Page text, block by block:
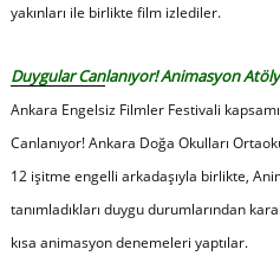
yakınları ile birlikte film izlediler.
Duygular Canlanıyor! Animasyon
Ankara Engelsiz Filmler Festivali
Canlanıyor! Ankara Doğa Okulları
12 işitme engelli arkadaşıyla birlikte,
tanımladıkları duygu durumlarından
kısa animasyon denemeleri yaptılar.